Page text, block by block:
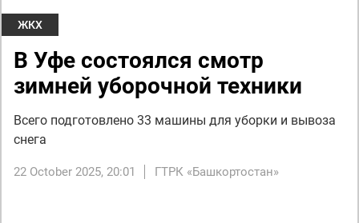
ЖКХ
В Уфе состоялся смотр
зимней уборочной техники
Всего подготовлено 33 машины для уборки и вывоза
снега
22 October 2025, 20:01 ГТРК «Башкортостан»